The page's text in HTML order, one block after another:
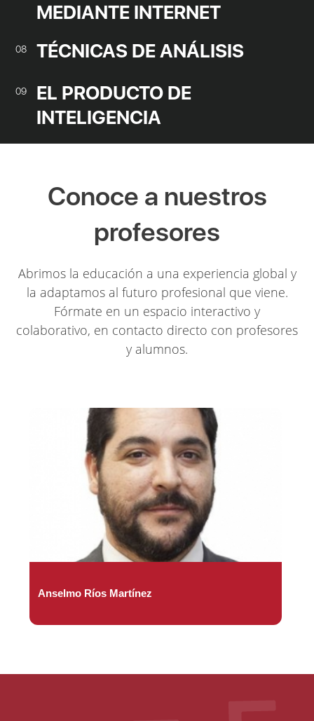
MEDIANTE INTERNET
08 TÉCNICAS DE ANÁLISIS
09
EL PRODUCTO DE
INTELIGENCIA
Conoce a nuestros
profesores
Abrimos la educación a una experiencia global y
la adaptamos al futuro profesional que viene.
Fórmate en un espacio interactivo y
colaborativo, en contacto directo con profesores
y alumnos.
Anselmo Ríos Martínez